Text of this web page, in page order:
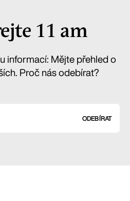
11 am
informací: Mějte přehled o
Proč nás odebírat?
ODEBÍRAT